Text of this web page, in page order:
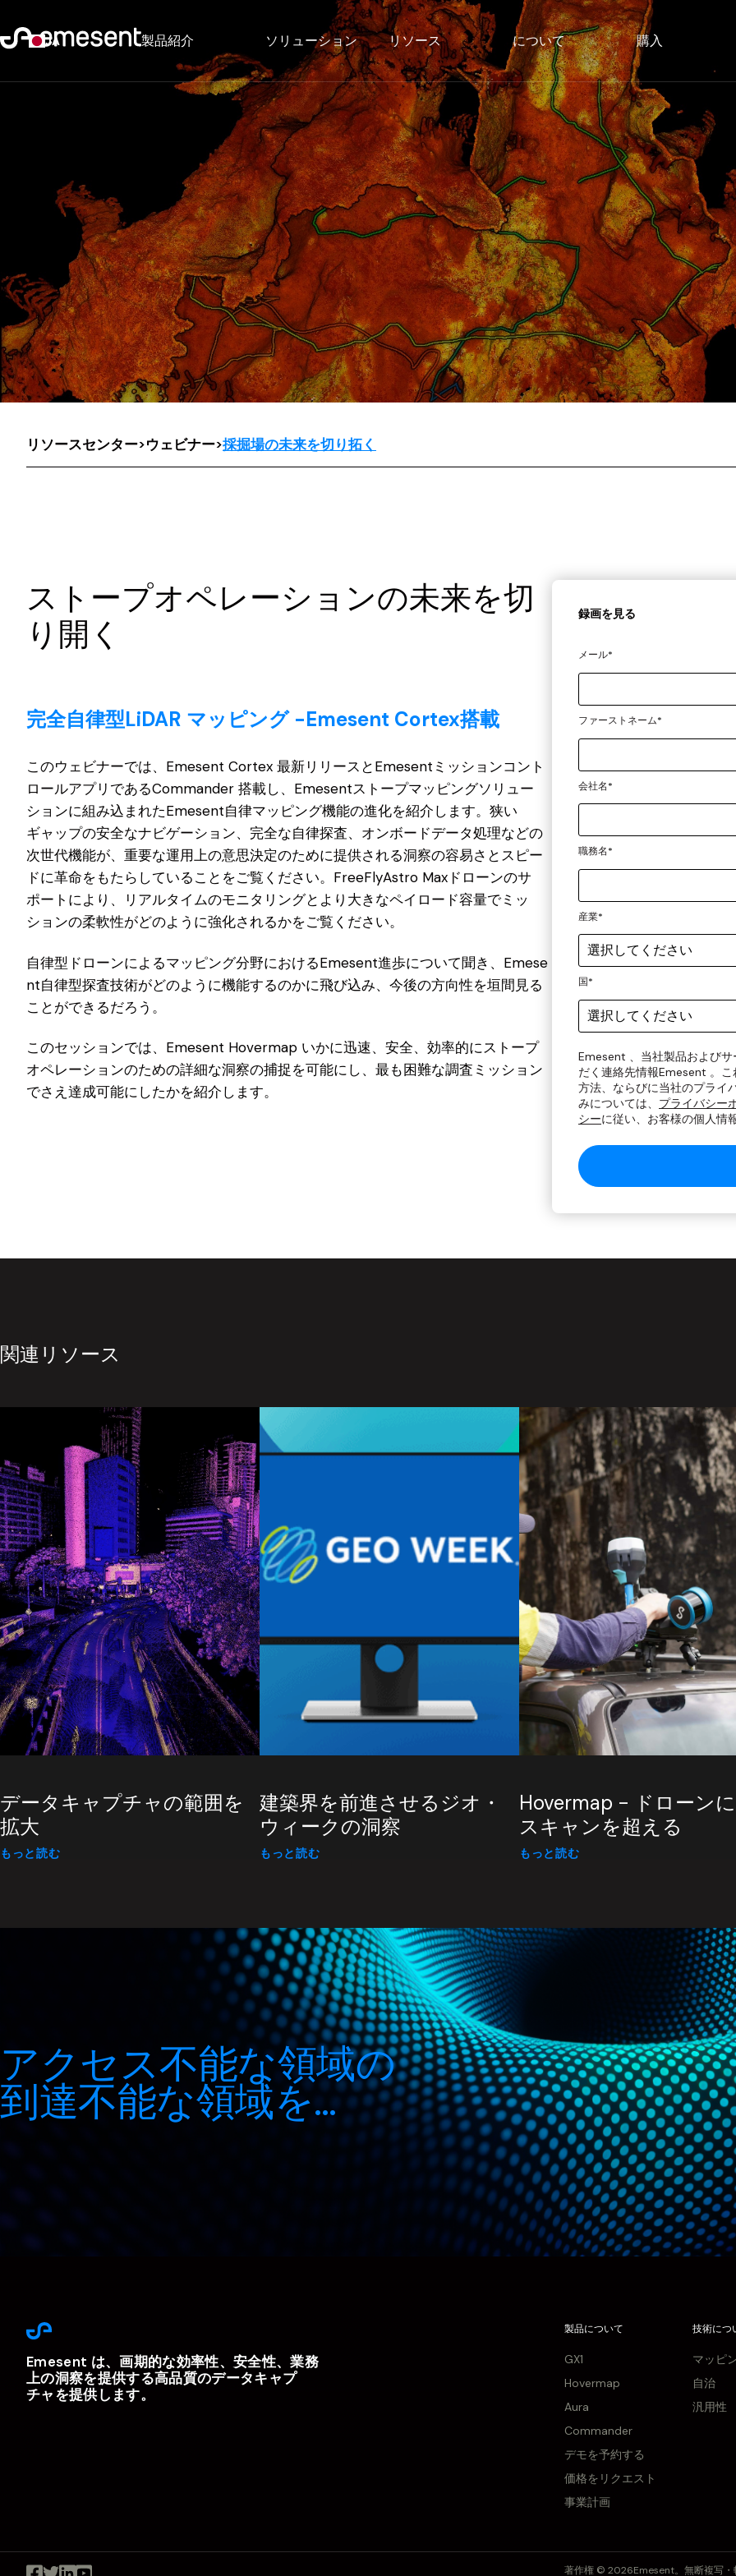
製品紹介 ソリューション リソース について 購入
リソースセンター>ウェビナー>採掘場の未来を切り拓く
ストープオペレーションの未来を切
り開く
完全自律型LiDAR マッピング -Emesent Cortex搭載
このウェビナーでは、Emesent Cortex 最新リリースとEmesentミッションコント
ロールアプリであるCommander 搭載し、Emesentストープマッピングソリュー
ションに組み込まれたEmesent自律マッピング機能の進化を紹介します。狭い
ギャップの安全なナビゲーション、完全な自律探査、オンボードデータ処理などの
次世代機能が、重要な運用上の意思決定のために提供される洞察の容易さとスピー
ドに革命をもたらしていることをご覧ください。FreeFlyAstro Maxドローンのサ
ポートにより、リアルタイムのモニタリングとより大きなペイロード容量でミッ
ションの柔軟性がどのように強化されるかをご覧ください。
自律型ドローンによるマッピング分野におけるEmesent進歩について聞き、Emese
nt自律型探査技術がどのように機能するのかに飛び込み、今後の方向性を垣間見る
ことができるだろう。
このセッションでは、Emesent Hovermap いかに迅速、安全、効率的にストープ
オペレーションのための詳細な洞察の捕捉を可能にし、最も困難な調査ミッション
でさえ達成可能にしたかを紹介します。
録画を見る
メール*
ファーストネーム*
会社名*
職務名*
産業*
国*
Emesent 、当社製品および
だく連絡先情報Emesent 。
方法、ならびに当社のプライ
みについては、 プライバシー
シーに従い、お客様の個人情
関連リソース
データキャプチャの範囲を
拡大
もっと読む
建築界を前進させるジオ・
ウィークの洞察
もっと読む
Hovermap - ドローン
スキャンを超える
もっと読む
アクセス不能な領域の
到達不能な領域を…
Emesent は、画期的な効率性、安全性、業務
上の洞察を提供する高品質のデータキャプ
チャを提供します。
製品について
GX1
Hovermap
Aura
Commander
デモを予約する
価格をリクエスト
事業計画
技術につ
マッピ
自治
汎用性
著作権 © 2026Emesent。無断複写・
JA